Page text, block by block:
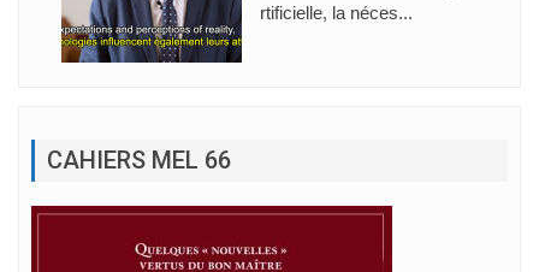
rtificielle, la néces...
CAHIERS MEL 66